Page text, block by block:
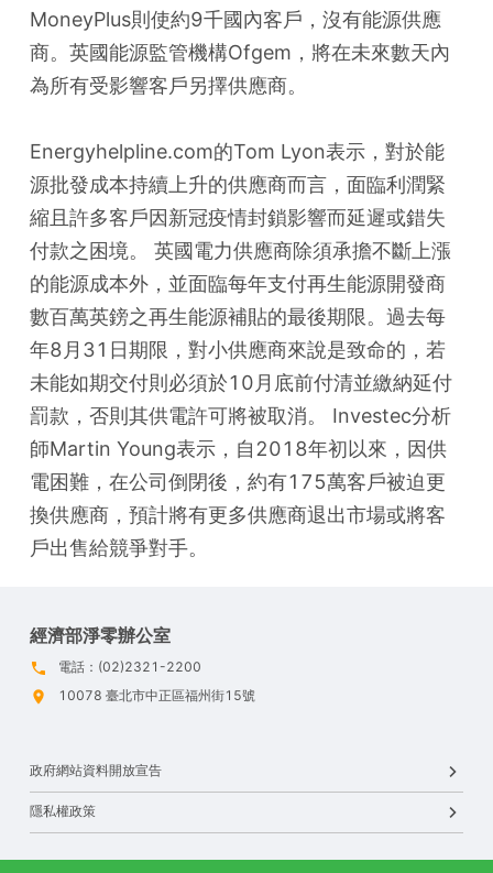
MoneyPlus則使約9千國內客戶，沒有能源供應
商。英國能源監管機構Ofgem，將在未來數天內
為所有受影響客戶另擇供應商。
Energyhelpline.com的Tom Lyon表示，對於能
源批發成本持續上升的供應商而言，面臨利潤緊
縮且許多客戶因新冠疫情封鎖影響而延遲或錯失
付款之困境。 英國電力供應商除須承擔不斷上漲
的能源成本外，並面臨每年支付再生能源開發商
數百萬英鎊之再生能源補貼的最後期限。過去每
年8月31日期限，對小供應商來說是致命的，若
未能如期交付則必須於10月底前付清並繳納延付
罰款，否則其供電許可將被取消。 Investec分析
師Martin Young表示，自2018年初以來，因供
電困難，在公司倒閉後，約有175萬客戶被迫更
換供應商，預計將有更多供應商退出市場或將客
戶出售給競爭對手。
經濟部淨零辦公室
電話：(02)2321-2200
10078 臺北市中正區福州街15號
政府網站資料開放宣告
隱私權政策